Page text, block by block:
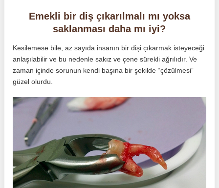
Emekli bir diş çıkarılmalı mı yoksa
saklanması daha mı iyi?
Kesilemese bile, az sayıda insanın bir dişi çıkarmak isteyeceği
anlaşılabilir ve bu nedenle sakız ve çene sürekli ağrılıdır. Ve
zaman içinde sorunun kendi başına bir şekilde “çözülmesi”
güzel olurdu.